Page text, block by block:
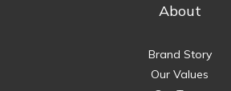
About
Brand Story
Our Values